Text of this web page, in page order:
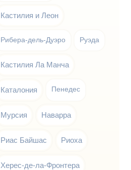
Кастилия и Леон
Рибера-дель-Дуэро Руэда
Кастилия Ла Манча
Каталония Пенедес
Мурсия Наварра
Риас Байшас Риоха
Херес-де-ла-Фронтера